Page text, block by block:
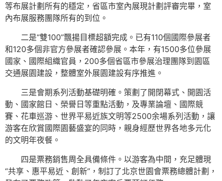
等布展計劃所有的穩定，省區市室內展現計劃評審完畢，室
內布展服務團隊所有的到位。
二是“雙100”飄揚目標超額完成。已有110個國際參展者
和120多個非官方參展者確認參展。本年，有1500多位參展
國家、國際組織官員，200多個省區市參展治理團隊到園區
交通展園建設，整體室外展園建設有序推進。
三是會期系列活動基礎明確。策劃了開閉幕式、開園活
動、國家館日、榮譽日等重點活動，及專業論壇、國際競
賽、花車巡游、世界平易近族文明等2500余場系列活動，讓
游客在欣賞國際園藝盛宴的同時，親身經歷世界各地多元化
的文明年夜餐。
四是票務銷售周全具備條件。以游客為中間，充足體現
“共享、惠平易近、創新”，制訂了北京世園會票務總體計劃，